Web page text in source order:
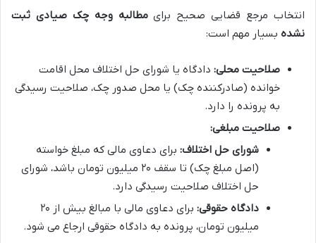
انتخاب مرجع قضایی صحیح برایمطالبه وجه چک صیادی ثبت
نشده بسیار مهم است:
صلاحیت محلی: دادگاه یا شورای حل اختلاف محل اقامت
خوانده (صادرکننده چک) یا محل صدور چک، صلاحیت رسیدگی
به پرونده را دارد.
صلاحیت مبلغی:
شورای حل اختلاف: برای دعاوی مالی که مبلغ خواسته
(اصل مبلغ چک) تا سقف ۲۰ میلیون تومان باشد، شورای
حل اختلاف صلاحیت رسیدگی دارد.
دادگاه حقوقی:
برای دعاوی مالی با مبالغ بیش از ۲۰
میلیون تومان، پرونده به دادگاه حقوقی ارجاع می شود.